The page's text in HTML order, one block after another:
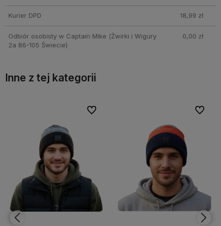
Kurier DPD 18,99 zł
Odbiór osobisty w Captain Mike (Żwirki i Wigury
2a 86-105 Świecie)
0,00 zł
Inne z tej kategorii
Do ulubionych
Do ulubionych Do
Do